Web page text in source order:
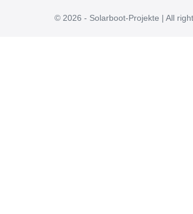
© 2026 - Solarboot-Projekte | All